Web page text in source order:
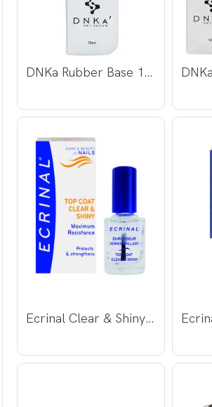
DNKa Rubber Base 12ml
Ecrinal Clear & Shiny Top Coat 10ml